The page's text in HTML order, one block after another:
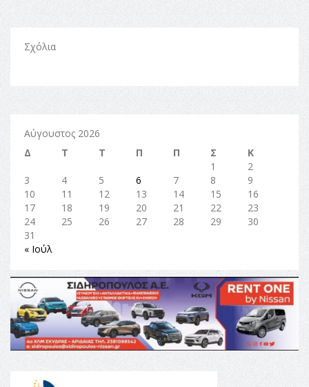
Σχόλια
Αύγουστος 2026
Δ
Τ Τ Π Π Σ
Κ
1
2
3
4 5 6 7 8
9
10
11 12 13 14 15
16
17
18 19 20 21 22
23
24
25 26 27 28 29
30
31
« Ιούλ